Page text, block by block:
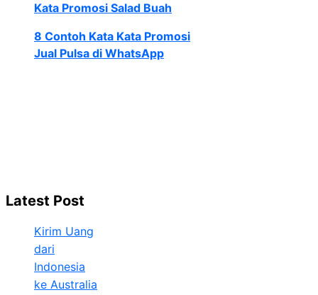
Kata Promosi Salad Buah
8 Contoh Kata Kata Promosi
Jual Pulsa di WhatsApp
Latest Post
Kirim Uang
dari
Indonesia
ke Australia